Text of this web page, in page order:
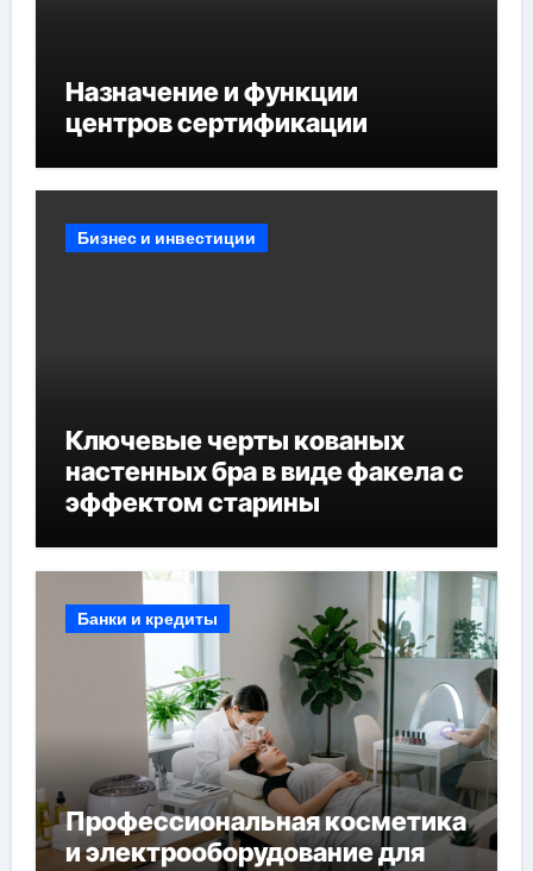
Назначение и функции
центров сертификации
Бизнес и инвестиции
Ключевые черты кованых
настенных бра в виде факела с
эффектом старины
Банки и кредиты
Профессиональная косметика
и электрооборудование для